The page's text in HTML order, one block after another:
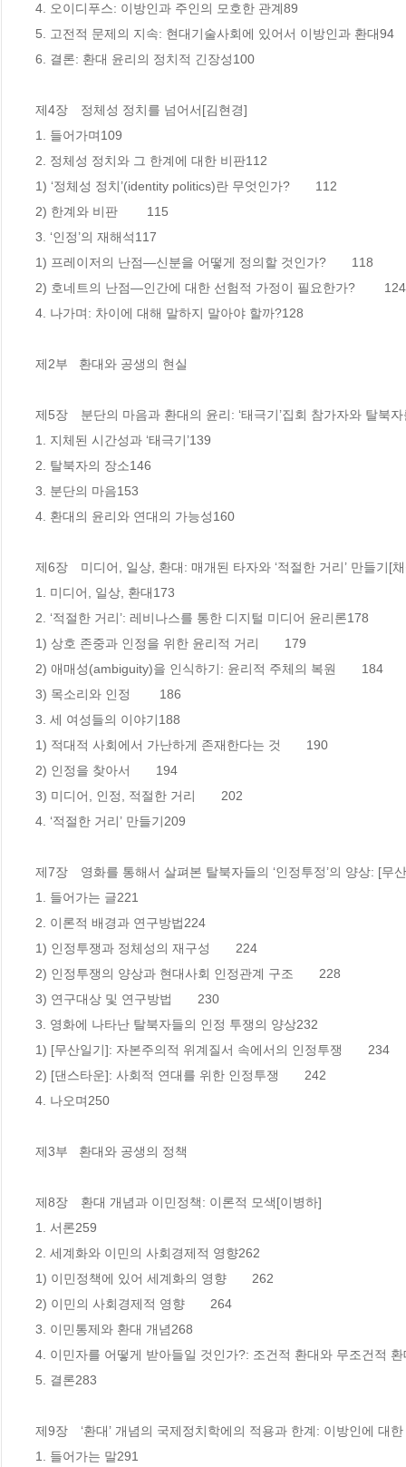
4. 오이디푸스: 이방인과 주인의 모호한 관계89
5. 고전적 문제의 지속: 현대기술사회에 있어서 이방인과 환대94
6. 결론: 환대 윤리의 정치적 긴장성100
제4장　정체성 정치를 넘어서[김현경]
1. 들어가며109
2. 정체성 정치와 그 한계에 대한 비판112
1) ‘정체성 정치’(identity politics)란 무엇인가?　　112
2) 한계와 비판 　　115
3. ‘인정’의 재해석117
1) 프레이저의 난점―신분을 어떻게 정의할 것인가?　　118
2) 호네트의 난점―인간에 대한 선험적 가정이 필요한가? 　　124
4. 나가며: 차이에 대해 말하지 말아야 할까?128
제2부   환대와 공생의 현실
제5장　분단의 마음과 환대의 윤리: ‘태극기’집회 참가자와 탈북
1. 지체된 시간성과 ‘태극기’139
2. 탈북자의 장소146
3. 분단의 마음153
4. 환대의 윤리와 연대의 가능성160
제6장　미디어, 일상, 환대: 매개된 타자와 ‘적절한 거리’ 만들기[
1. 미디어, 일상, 환대173
2. ‘적절한 거리’: 레비나스를 통한 디지털 미디어 윤리론178
1) 상호 존중과 인정을 위한 윤리적 거리　　179
2) 애매성(ambiguity)을 인식하기: 윤리적 주체의 복원　　184
3) 목소리와 인정 　　186
3. 세 여성들의 이야기188
1) 적대적 사회에서 가난하게 존재한다는 것　　190
2) 인정을 찾아서　　194
3) 미디어, 인정, 적절한 거리　　202
4. ‘적절한 거리’ 만들기209
제7장　영화를 통해서 살펴본 탈북자들의 ‘인정투정’의 양상: [
1. 들어가는 글221
2. 이론적 배경과 연구방법224
1) 인정투쟁과 정체성의 재구성　　224
2) 인정투쟁의 양상과 현대사회 인정관계 구조　　228
3) 연구대상 및 연구방법　　230
3. 영화에 나타난 탈북자들의 인정 투쟁의 양상232
1) [무산일기]: 자본주의적 위계질서 속에서의 인정투쟁　　234
2) [댄스타운]: 사회적 연대를 위한 인정투쟁　　242
4. 나오며250
제3부   환대와 공생의 정책
제8장　환대 개념과 이민정책: 이론적 모색[이병하]
1. 서론259
2. 세계화와 이민의 사회경제적 영향262
1) 이민정책에 있어 세계화의 영향　　262
2) 이민의 사회경제적 영향　　264
3. 이민통제와 환대 개념268
4. 이민자를 어떻게 받아들일 것인가?: 조건적 환대와 무조건적
5. 결론283
제9장　‘환대’ 개념의 국제정치학에의 적용과 한계: 이방인에 대
1. 들어가는 말291